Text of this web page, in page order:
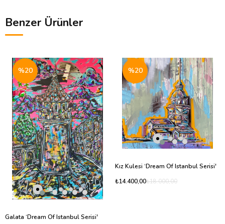
Benzer Ürünler
Galata ‘Dream Of Istanbul Serisi'
%20
Kız Kulesi ‘Dream Of Istanbul Serisi'
₺14.400,00₺18.000,00
%20